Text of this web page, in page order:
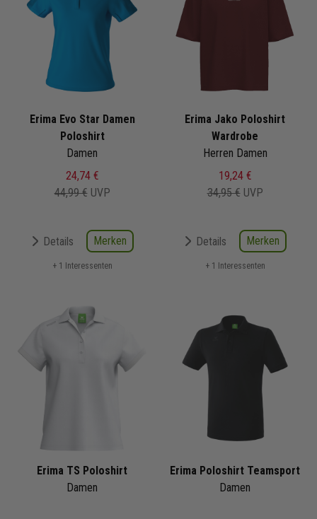
Erima Evo Star Damen
Poloshirt
Damen
24,74 €
44,99 € UVP
Details Merken
+ 1 Interessenten
Erima Jako Poloshirt
Wardrobe
Herren Damen
19,24 €
34,95 € UVP
Details Merken
+ 1 Interessenten
Erima TS Poloshirt
Damen
Erima Poloshirt Teamsport
Damen